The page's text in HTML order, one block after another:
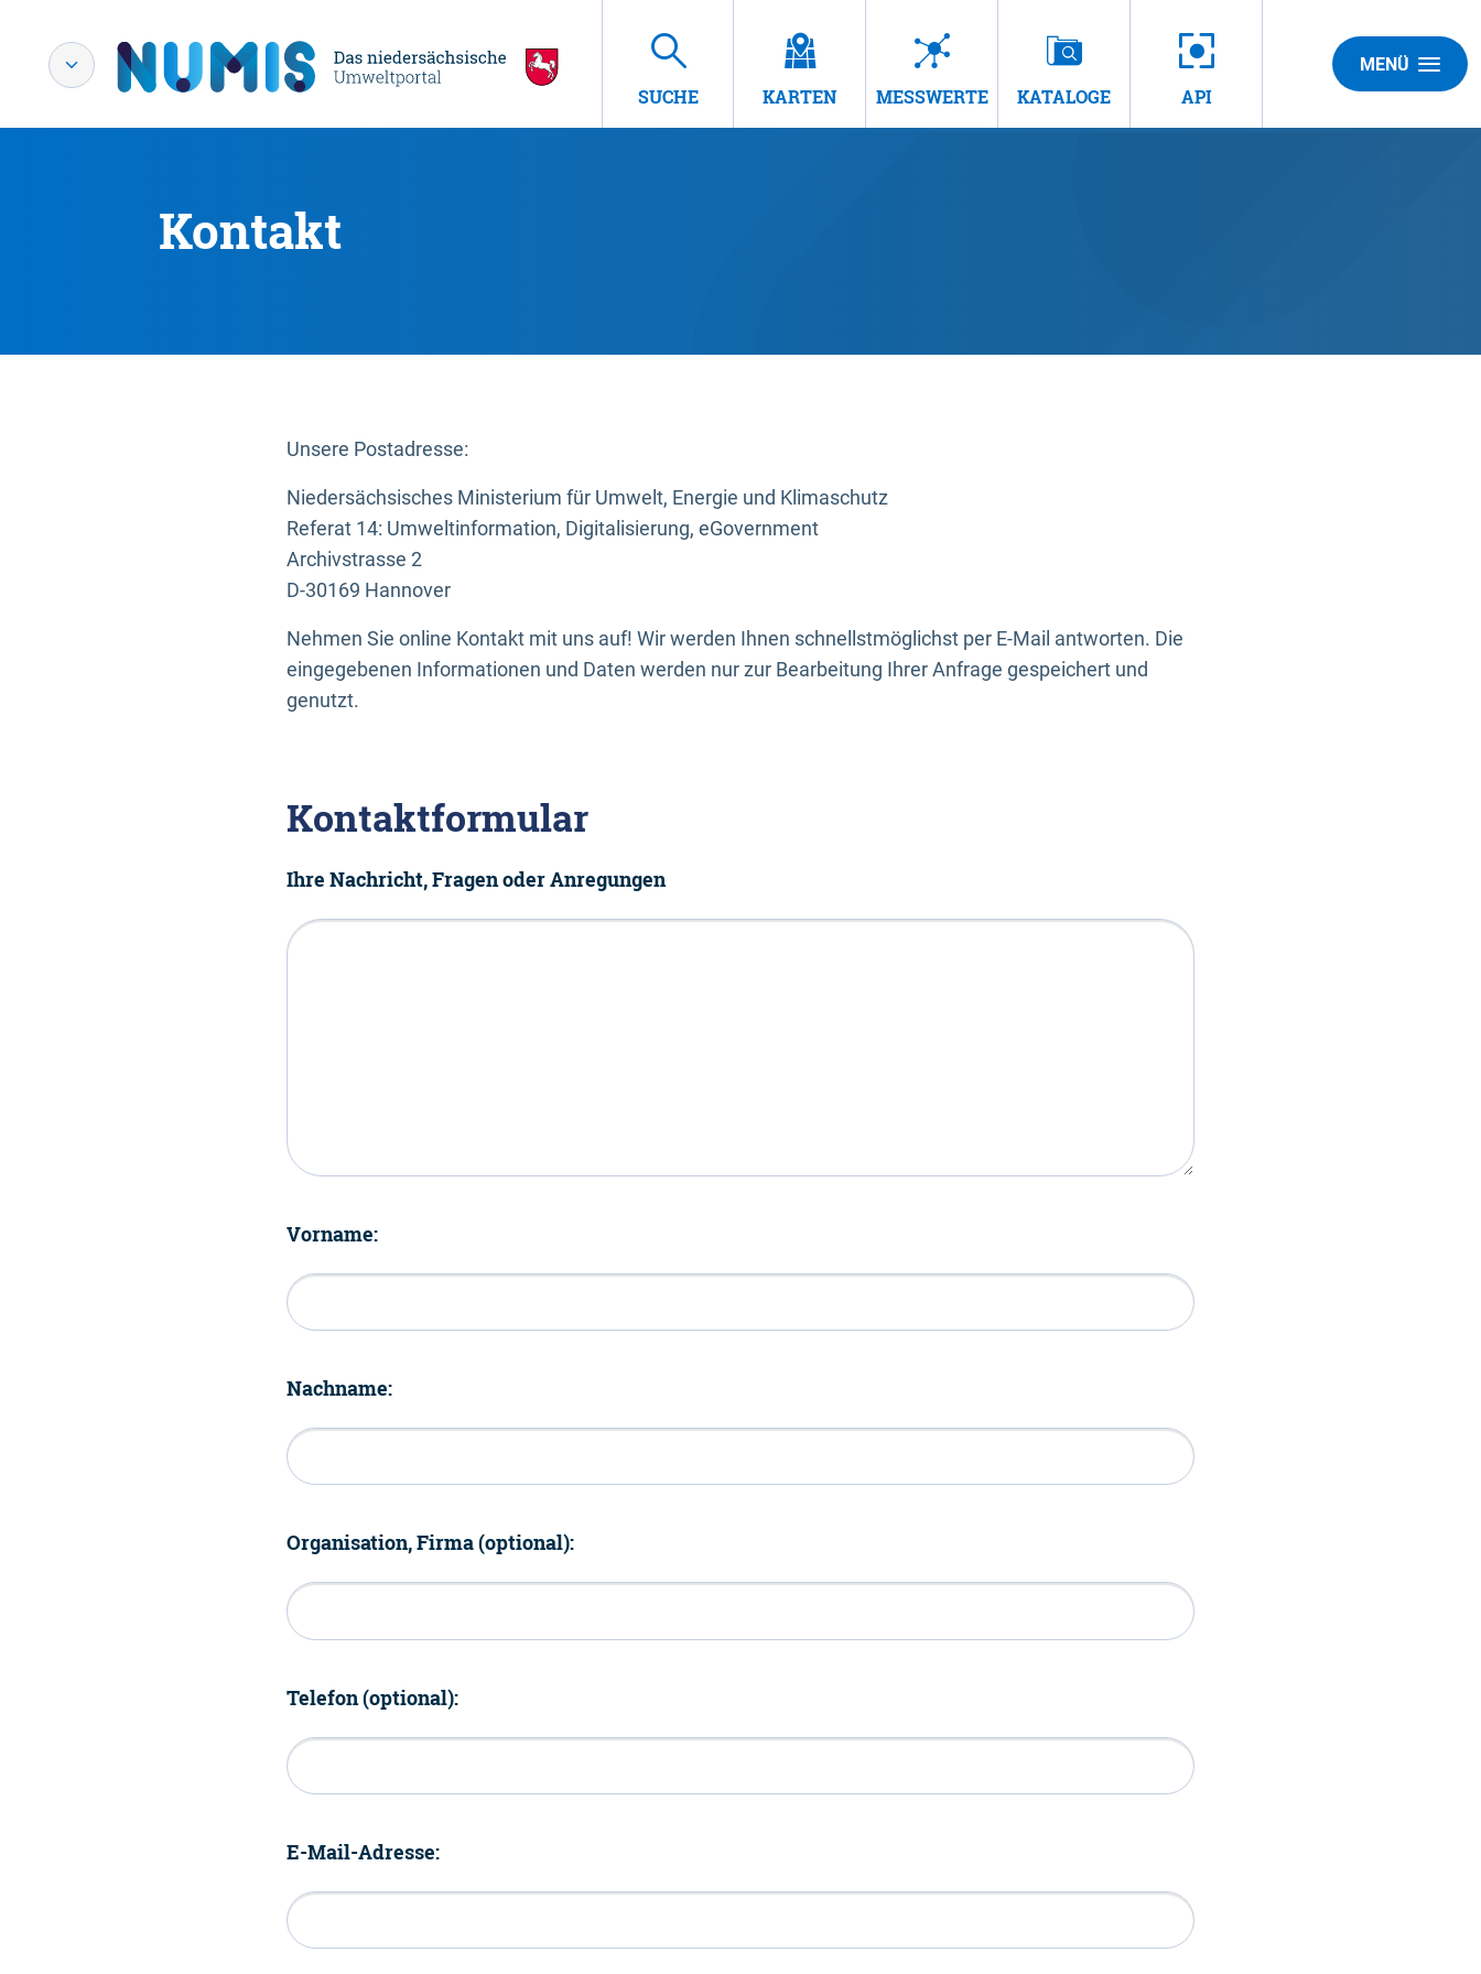
SUCHE KARTEN MESSWERTE KATALOGE API
MENÜ
Kontakt
Unsere Postadresse:
Niedersächsisches Ministerium für Umwelt, Energie und Klimaschutz
Referat 14: Umweltinformation, Digitalisierung, eGovernment
Archivstrasse 2
D-30169 Hannover
Nehmen Sie online Kontakt mit uns auf! Wir werden Ihnen schnellstmöglichst per E-Mail antworten. Die
eingegebenen Informationen und Daten werden nur zur Bearbeitung Ihrer Anfrage gespeichert und
genutzt.
Kontaktformular
Ihre Nachricht, Fragen oder Anregungen
Vorname:
Nachname:
Organisation, Firma (optional):
Telefon (optional):
E-Mail-Adresse: